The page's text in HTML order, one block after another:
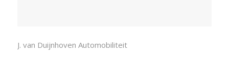
J. van Duijnhoven Automobiliteit